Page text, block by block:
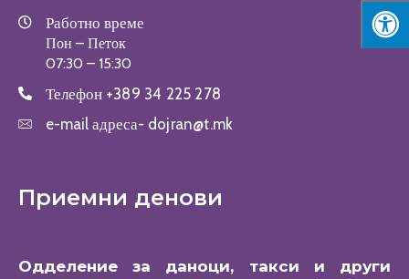
Работно време
Пон – Петок
07:30 – 15:30
Телефон +389 34 225 278
e-mail адреса- dojran@t.mk
Приемни денови
Одделение за даноци, такси и други